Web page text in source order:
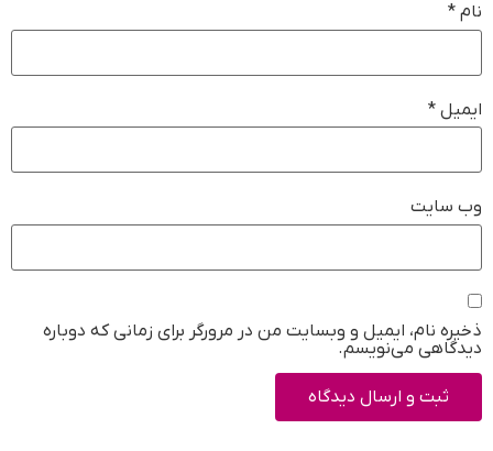
نام *
ایمیل *
وب‌ سایت
ذخیره نام، ایمیل و وبسایت من در مرورگر برای زمانی که دوباره
دیدگاهی می‌نویسم.